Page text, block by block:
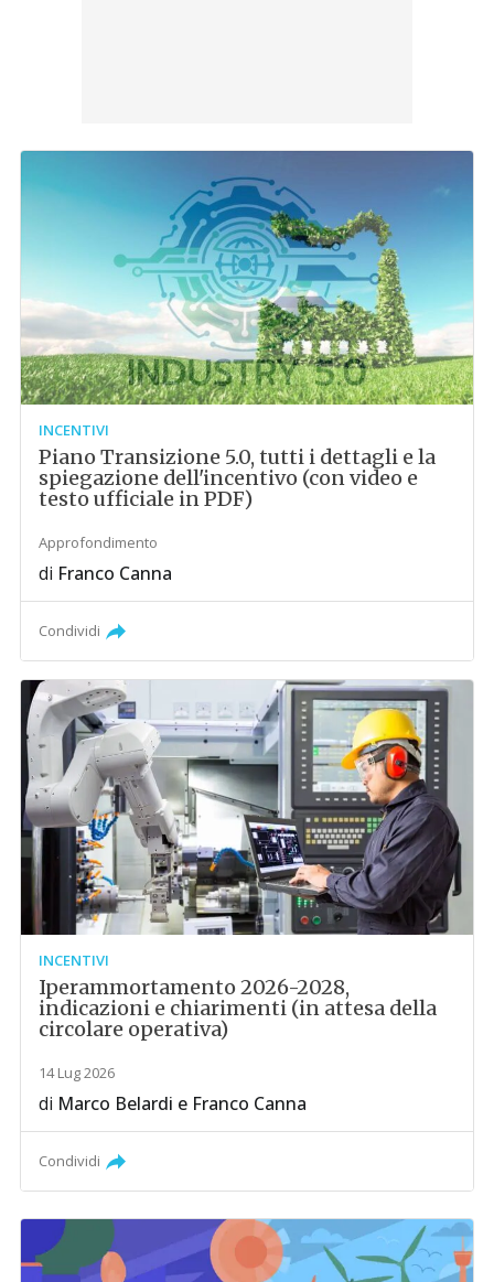
INCENTIVI
Piano Transizione 5.0, tutti i dettagli e la
spiegazione dell'incentivo (con video e
testo ufficiale in PDF)
Approfondimento
di Franco Canna
Condividi
INCENTIVI
Iperammortamento 2026-2028,
indicazioni e chiarimenti (in attesa della
circolare operativa)
14 Lug 2026
di Marco Belardi e Franco Canna
Condividi